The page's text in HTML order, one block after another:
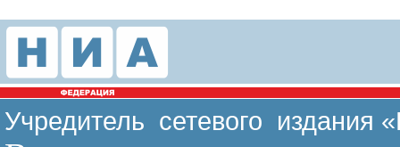
Учредитель сетевого издания